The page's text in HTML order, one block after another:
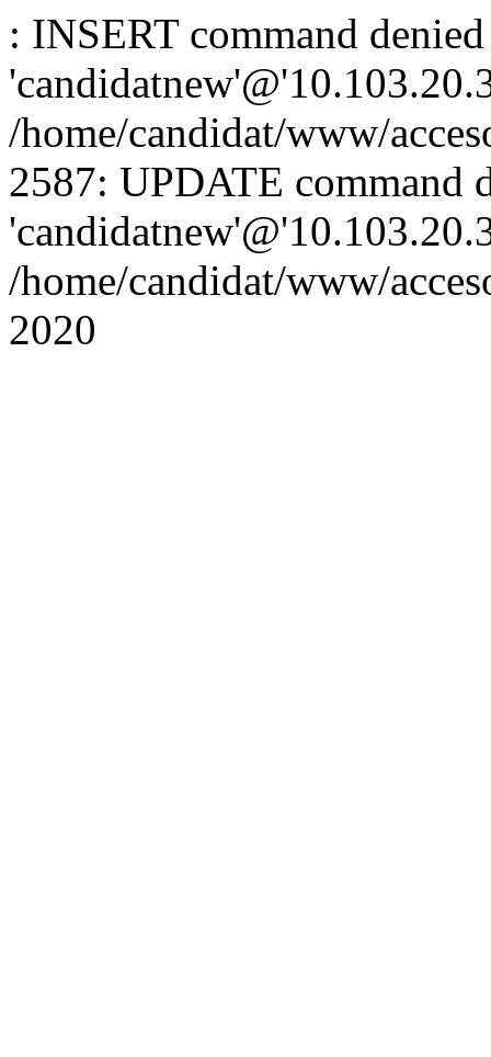
: INSERT command
/home/candidat/www/
2587: UPDATE command
/home/candidat/www/
2020